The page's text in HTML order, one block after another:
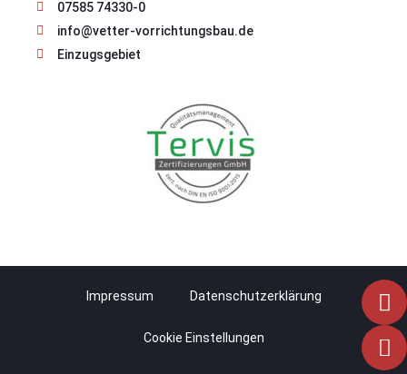
07585 74330-0
info@vetter-vorrichtungsbau.de
Einzugsgebiet
Impressum Datenschutzerklärung
Cookie Einstellungen